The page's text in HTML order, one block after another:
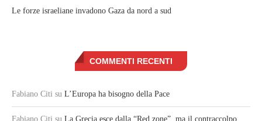
Le forze israeliane invadono Gaza da nord a sud
COMMENTI RECENTI
Fabiano Citi su L’Europa ha bisogno della Pace
Fabiano Citi su La Grecia esce dalla “Red zone”, ma il contraccolpo